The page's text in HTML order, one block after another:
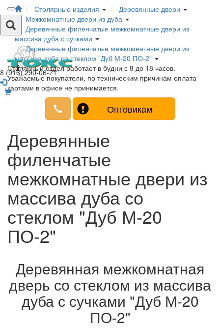
8 (916) 290-06-71
Столярные изделия
Деревянные двери
Межкомнатные двери из дуба
Деревянные филенчатые межкомнатные двери из
массива дуба с сучками
Деревянные филенчатые межкомнатные двери из
массива дуба со стеклом "Дуб М-20 ПО-2"
Столярный отдел работает в будни с 8 до 18 часов.
Уважаемые покупатели, по техническим причинам оплата
картами в офисе не принимается.
Оптовикам
Деревянные
филенчатые
межкомнатные двери из
массива дуба со
стеклом "Дуб М-20
ПО-2"
Деревянная межкомнатная
дверь со стеклом из массива
дуба с сучками "Дуб М-20
ПО-2"